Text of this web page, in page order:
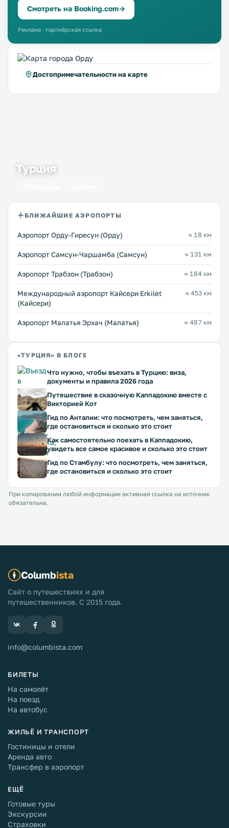
Смотреть на Booking.com→
Реклама · партнёрская ссылка
Достопримечательности на карте
Турция
БЛИЖАЙШИЕ АЭРОПОРТЫ
Аэропорт Орду-Гиресун (Орду) ≈ 18 км
Аэропорт Самсун-Чаршамба (Самсун) ≈ 131 км
Аэропорт Трабзон (Трабзон) ≈ 184 км
Международный аэропорт Кайсери Erkilet
(Кайсери)
≈ 453 км
Аэропорт Малатья Эрхач (Малатья) ≈ 487 км
«ТУРЦИЯ» В БЛОГЕ
Что нужно, чтобы въехать в Турцию: виза,
документы и правила 2026 года
Путешествие в сказочную Каппадокию вместе с
Викторией Кот
Гид по Анталии: что посмотреть, чем заняться,
где остановиться и сколько это стоит
Как самостоятельно поехать в Каппадокию,
увидеть все самое красивое и сколько это стоит
Гид по Стамбулу: что посмотреть, чем заняться,
где остановиться и сколько это стоит
При копировании любой информации активная ссылка на источник
обязательна.
Columbista
Сайт о путешествиях и для
путешественников. С 2015 года.
info@columbista.com
БИЛЕТЫ
На самолёт
На поезд
На автобус
ЖИЛЬЁ И ТРАНСПОРТ
Гостиницы и отели
Аренда авто
Трансфер в аэропорт
ЕЩЁ
Готовые туры
Экскурсии
Страховки